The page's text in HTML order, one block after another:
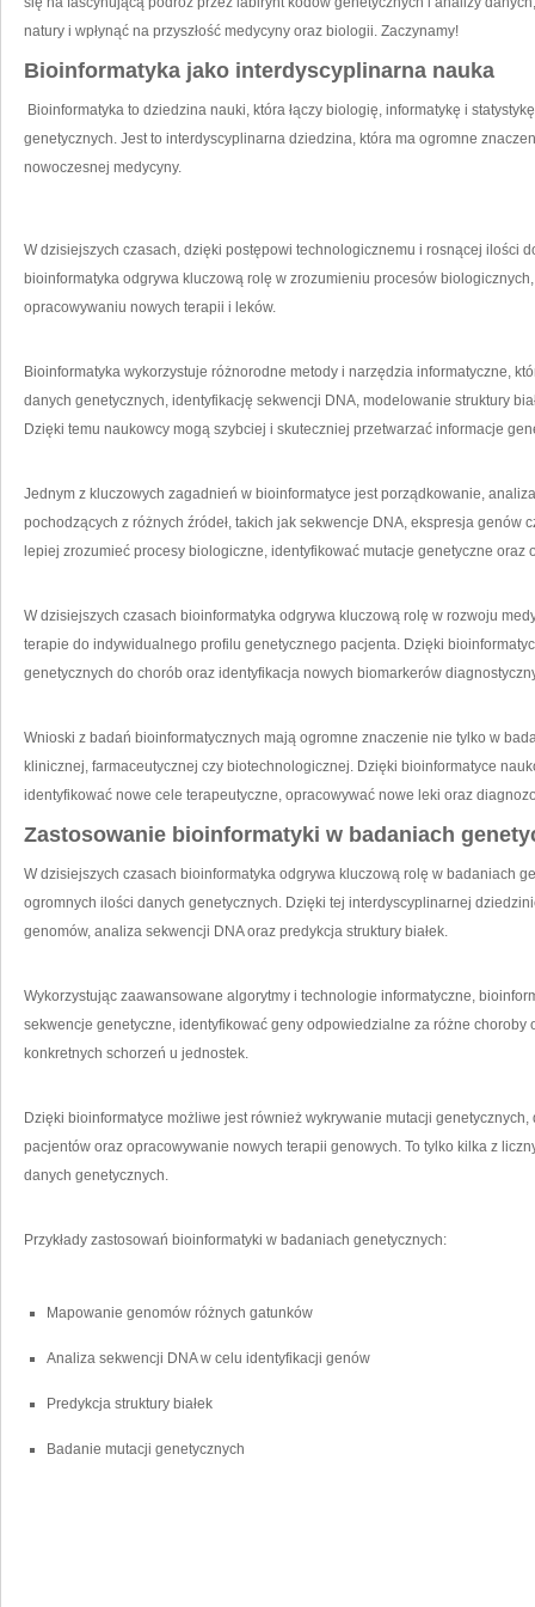
natury i wpłynąć na przyszłość medycyny⁢ oraz⁤ biologii.‌ Zaczynamy!
Bioinformatyka jako⁤ interdyscyplinarna nauka
Bioinformatyka to dziedzina nauki, która łączy‌ biologię, informatykę ‌i
genetycznych. Jest to ‍interdyscyplinarna dziedzina,⁣ która ma ogromne
nowoczesnej medycyny.
W dzisiejszych czasach,‍ dzięki postępowi ‍technologicznemu i rosnącej ilości
bioinformatyka odgrywa kluczową rolę w​ zrozumieniu procesów
opracowywaniu nowych⁤ terapii‍ i leków.
Bioinformatyka ‍wykorzystuje różnorodne metody i narzędzia informatyczne,
danych genetycznych, identyfikację sekwencji DNA, ⁢modelowanie struktury
Dzięki temu naukowcy‍ mogą ⁣szybciej i skuteczniej przetwarzać⁢ informacje⁣
Jednym z kluczowych​ zagadnień ⁤w bioinformatyce‍ jest ⁣porządkowanie,
pochodzących z różnych źródeł, takich jak sekwencje DNA, ekspresja genów
lepiej zrozumieć⁤ procesy biologiczne,⁢ identyfikować mutacje ​genetyczne oraz
W ⁢dzisiejszych ⁤czasach bioinformatyka​ odgrywa‍ kluczową rolę w rozwoju
terapie do indywidualnego profilu‌ genetycznego pacjenta. Dzięki
‌genetycznych do chorób‍ oraz identyfikacja nowych biomarkerów
Wnioski ​z badań‌ bioinformatycznych mają‌ ogromne znaczenie nie tylko​ w
klinicznej, farmaceutycznej ​czy biotechnologicznej.‍ Dzięki bioinformatyce
identyfikować nowe cele terapeutyczne, opracowywać nowe leki oraz
Zastosowanie⁣ bioinformatyki w badaniach
W⁢ dzisiejszych ⁤czasach‍ bioinformatyka odgrywa​ kluczową rolę w badaniach
ogromnych ilości danych genetycznych. Dzięki ​tej interdyscyplinarnej⁣
‍genomów, analiza ⁤sekwencji‌ DNA ‍oraz predykcja struktury ​białek.
Wykorzystując zaawansowane ⁢algorytmy i​ technologie⁤ informatyczne,
sekwencje genetyczne,‍ identyfikować⁣ geny odpowiedzialne⁣ za różne ‍choroby⁤
konkretnych schorzeń u jednostek.
Dzięki bioinformatyce możliwe jest⁢ również wykrywanie mutacji
pacjentów oraz ‍opracowywanie nowych terapii genowych. To tylko kilka z
danych genetycznych.
Przykłady⁢ zastosowań bioinformatyki w badaniach genetycznych:
Mapowanie ‍genomów‌ różnych gatunków
Analiza sekwencji⁤ DNA w ⁤celu identyfikacji genów
Predykcja struktury białek
Badanie‌ mutacji ‍genetycznych